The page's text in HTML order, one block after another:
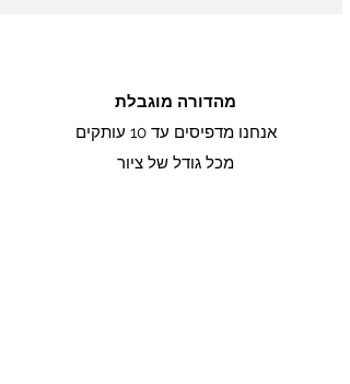
מהדורה מוגבלת
אנחנו מדפיסים עד 10 עותקים
מכל גודל של ציור